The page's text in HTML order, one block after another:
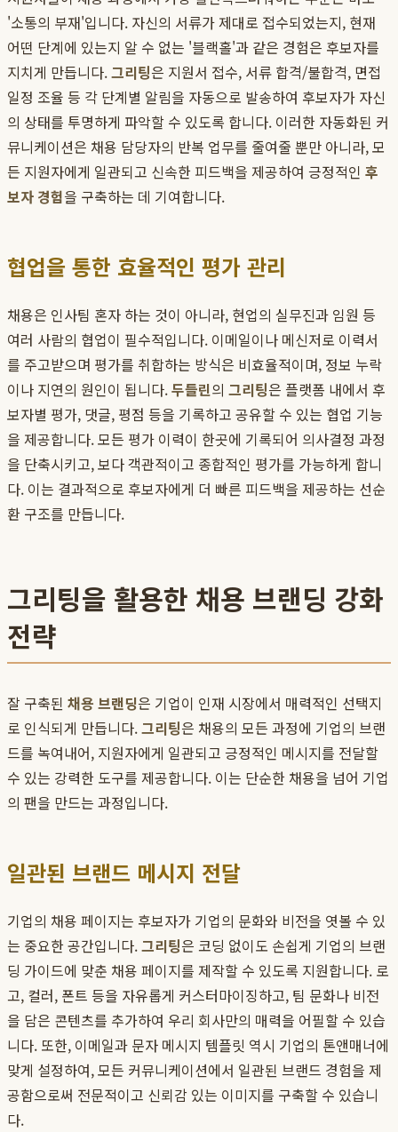
'소통의 부재'입니다. 자신의 서류가 제대로 접수되었는지, 현재
어떤 단계에 있는지 알 수 없는 '블랙홀'과 같은 경험은 후보자를
지치게 만듭니다.그리팅은 지원서 접수, 서류 합격/불합격, 면접
일정 조율 등 각 단계별 알림을 자동으로 발송하여 후보자가 자신
의 상태를 투명하게 파악할 수 있도록 합니다. 이러한 자동화된 커
뮤니케이션은 채용 담당자의 반복 업무를 줄여줄 뿐만 아니라, 모
든 지원자에게 일관되고 신속한 피드백을 제공하여 긍정적인 후
보자 경험을 구축하는 데 기여합니다.
협업을 통한 효율적인 평가 관리
채용은 인사팀 혼자 하는 것이 아니라, 현업의 실무진과 임원 등
여러 사람의 협업이 필수적입니다. 이메일이나 메신저로 이력서
를 주고받으며 평가를 취합하는 방식은 비효율적이며, 정보 누락
이나 지연의 원인이 됩니다.두들린의 그리팅은 플랫폼 내에서 후
보자별 평가, 댓글, 평점 등을 기록하고 공유할 수 있는 협업 기능
을 제공합니다. 모든 평가 이력이 한곳에 기록되어 의사결정 과정
을 단축시키고, 보다 객관적이고 종합적인 평가를 가능하게 합니
다. 이는 결과적으로 후보자에게 더 빠른 피드백을 제공하는 선순
환 구조를 만듭니다.
그리팅을 활용한 채용 브랜딩 강화
전략
잘 구축된 채용 브랜딩은 기업이 인재 시장에서 매력적인 선택지
로 인식되게 만듭니다.그리팅은 채용의 모든 과정에 기업의 브랜
드를 녹여내어, 지원자에게 일관되고 긍정적인 메시지를 전달할
수 있는 강력한 도구를 제공합니다. 이는 단순한 채용을 넘어 기업
의 팬을 만드는 과정입니다.
일관된 브랜드 메시지 전달
기업의 채용 페이지는 후보자가 기업의 문화와 비전을 엿볼 수 있
는 중요한 공간입니다.그리팅은 코딩 없이도 손쉽게 기업의 브랜
딩 가이드에 맞춘 채용 페이지를 제작할 수 있도록 지원합니다. 로
고, 컬러, 폰트 등을 자유롭게 커스터마이징하고, 팀 문화나 비전
을 담은 콘텐츠를 추가하여 우리 회사만의 매력을 어필할 수 있습
니다. 또한, 이메일과 문자 메시지 템플릿 역시 기업의 톤앤매너에
맞게 설정하여, 모든 커뮤니케이션에서 일관된 브랜드 경험을 제
공함으로써 전문적이고 신뢰감 있는 이미지를 구축할 수 있습니
다.